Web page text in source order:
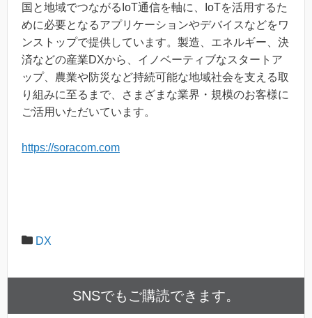
国と地域でつながるIoT通信を軸に、IoTを活用するた
めに必要となるアプリケーションやデバイスなどをワ
ンストップで提供しています。製造、エネルギー、決
済などの産業DXから、イノベーティブなスタートア
ップ、農業や防災など持続可能な地域社会を支える取
り組みに至るまで、さまざまな業界・規模のお客様に
ご活用いただいています。
https://soracom.com
DX
SNSでもご購読できます。